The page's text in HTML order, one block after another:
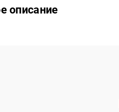
описание